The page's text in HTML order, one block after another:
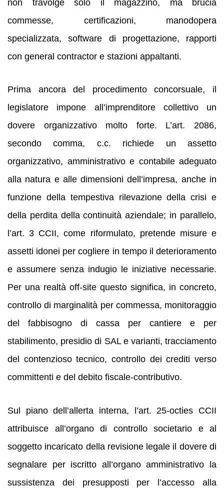
non travolge solo il magazzino, ma brucia
commesse, certificazioni, manodopera
specializzata, software di progettazione, rapporti
con general contractor e stazioni appaltanti.
Prima ancora del procedimento concorsuale, il
legislatore impone all’imprenditore collettivo un
dovere organizzativo molto forte. L’art. 2086,
secondo comma, c.c. richiede un assetto
organizzativo, amministrativo e contabile adeguato
alla natura e alle dimensioni dell’impresa, anche in
funzione della tempestiva rilevazione della crisi e
della perdita della continuità aziendale; in parallelo,
l’art. 3 CCII, come riformulato, pretende misure e
assetti idonei per cogliere in tempo il deterioramento
e assumere senza indugio le iniziative necessarie.
Per una realtà off-site questo significa, in concreto,
controllo di marginalità per commessa, monitoraggio
del fabbisogno di cassa per cantiere e per
stabilimento, presidio di SAL e varianti, tracciamento
del contenzioso tecnico, controllo dei crediti verso
committenti e del debito fiscale-contributivo.
Sul piano dell’allerta interna, l’art. 25-octies CCII
attribuisce all’organo di controllo societario e al
soggetto incaricato della revisione legale il dovere di
segnalare per iscritto all’organo amministrativo la
sussistenza dei presupposti per l’accesso alla